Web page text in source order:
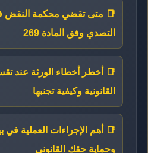
📑 متى تقضي محكمة النقض
التصدي وفق المادة 269
📑 أخطر أخطاء الورثة عند
القانونية وكيفية تجنبها
📑 أهم الإجراءات العملية في
وحماية حقك القانوني